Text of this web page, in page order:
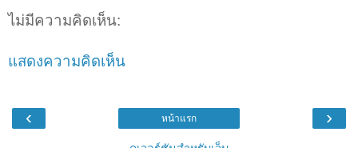
ไม่มีความคิดเห็น:
แสดงความคิดเห็น
‹ ›
หน้าแรก